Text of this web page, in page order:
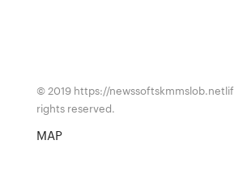
© 2019 https://
rights reserved.
MAP